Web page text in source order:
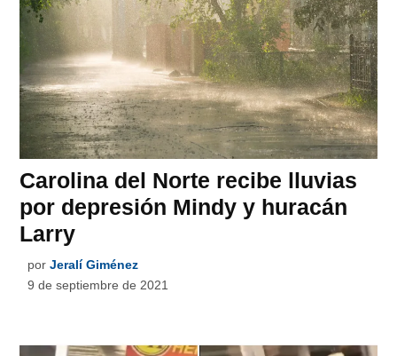
Carolina del Norte recibe lluvias
por depresión Mindy y huracán
Larry
por Jeralí Giménez
9 de septiembre de 2021